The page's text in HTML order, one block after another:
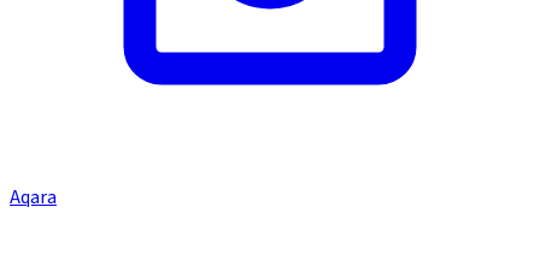
Aqara